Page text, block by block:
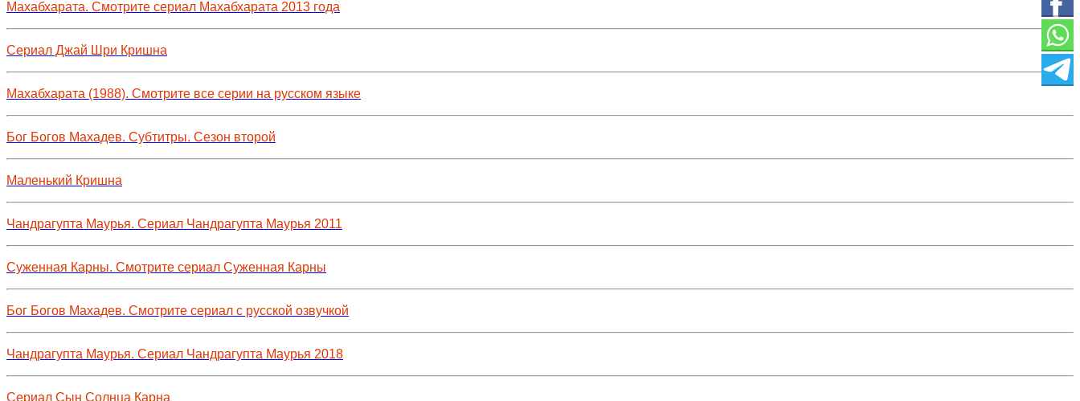
Махабхарата. Смотрите сериал Махабхарата 2013 года
Сериал Джай Шри Кришна
Махабхарата (1988). Смотрите все серии на русском языке
Бог Богов Махадев. Субтитры. Сезон второй
Маленький Кришна
Чандрагупта Маурья. Сериал Чандрагупта Маурья 2011
Суженная Карны. Смотрите сериал Суженная Карны
Бог Богов Махадев. Смотрите сериал с русской озвучкой
Чандрагупта Маурья. Сериал Чандрагупта Маурья 2018
Сериал Сын Солнца Карна